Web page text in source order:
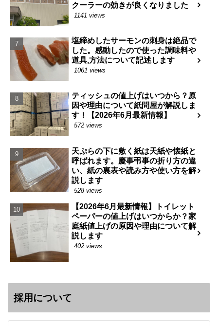
クーラーの効きが良くなりました
1141 views
塩締めしたサーモンの刺身は絶品で
した。感動したので使った調味料や
道具,方法について記述します
1061 views
ティッシュの値上げはいつから？原
因や理由について紙問屋が解説しま
す！【2026年6月最新情報】
572 views
天ぷらの下に敷く紙は天紙や懐紙と
呼ばれます。慶事弔事の折り方の違
い、紙の裏表や読み方や使い方を解
説します
528 views
【2026年6月最新情報】トイレット
ペーパーの値上げはいつからか？家
庭紙値上げの原因や理由について解
説します
402 views
採用について